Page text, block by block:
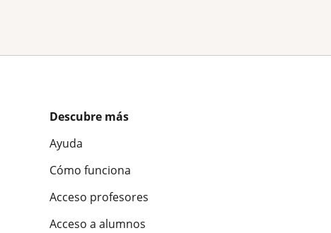
Descubre más
Ayuda
Cómo funciona
Acceso profesores
Acceso a alumnos